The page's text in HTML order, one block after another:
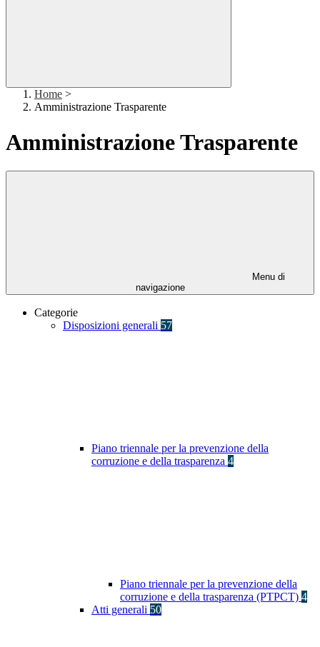
Home >
Amministrazione Trasparente
Amministrazione Trasparente
Menu di
navigazione
Categorie
Disposizioni generali 57
Piano triennale per la prevenzione della
corruzione e della trasparenza 4
Piano triennale per la prevenzione della
corruzione e della trasparenza (PTPCT) 4
Atti generali 50